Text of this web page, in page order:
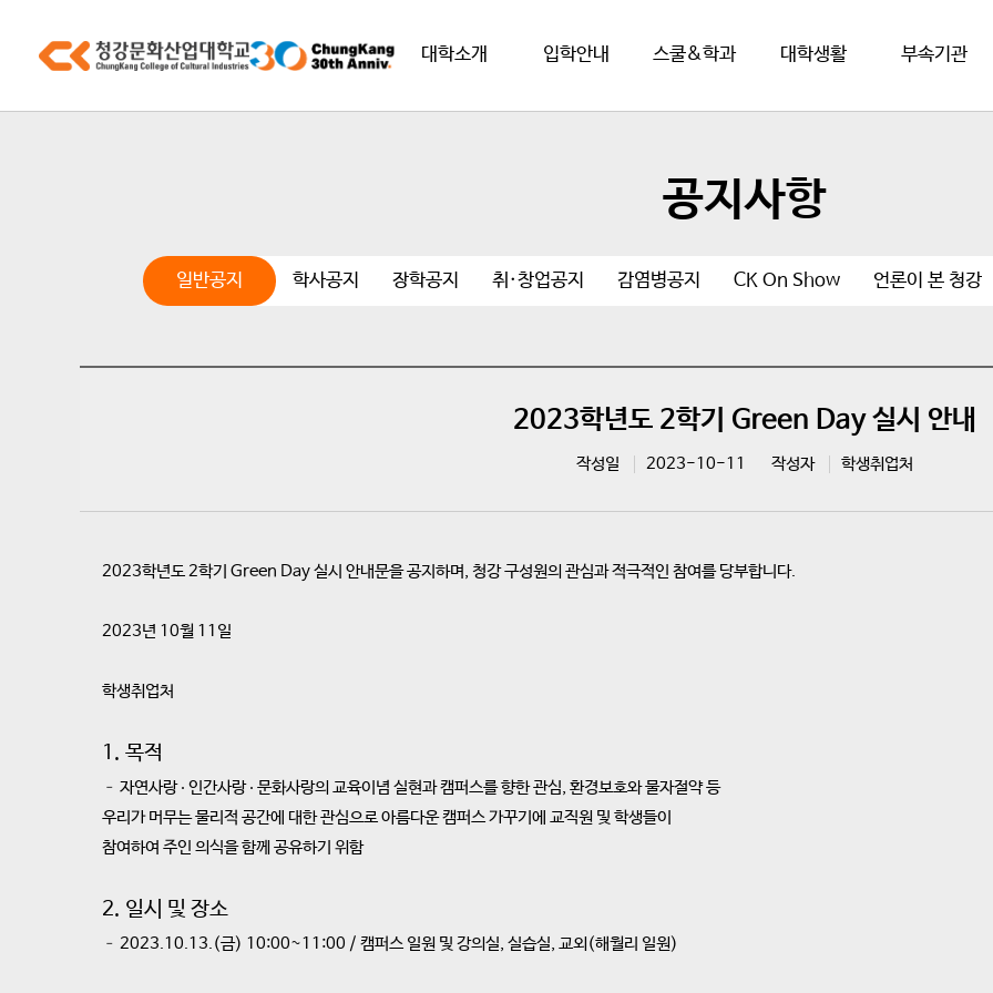
대학소개 입학안내 스쿨&학과 대학생활 부속기관
공지사항
일반공지 학사공지 장학공지 취·창업공지 감염병공지 CK On Show 언론이 본 청강
2023학년도 2학기 Green Day 실시 안내
작성일 2023-10-11 작성자 학생취업처
2023학년도 2학기 Green Day 실시 안내문을 공지하며, 청강 구성원의 관심과 적극적인 참여를 당부합니다.
2023년 10월 11일
학생취업처
1. 목적
– 자연사랑 ‧ 인간사랑 ‧ 문화사랑의 교육이념 실현과 캠퍼스를 향한 관심, 환경보호와 물자절약 등
우리가 머무는 물리적 공간에 대한 관심으로 아름다운 캠퍼스 가꾸기에 교직원 및 학생들이
참여하여 주인 의식을 함께 공유하기 위함
2. 일시 및 장소
– 2023.10.13.(금) 10:00~11:00 / 캠퍼스 일원 및 강의실, 실습실, 교외(해월리 일원)